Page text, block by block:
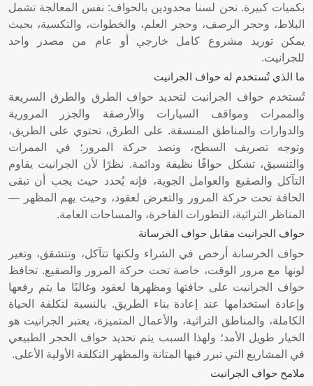
بكميات كبيرة. نحن لسنا محدودين بالحواف: نفس المعالجة تشمل
البلاط، وحجر الرصف، وحجر العلم، والخطوات، والتكسية، بحيث
يمكن توريد مشروع كامل خارجي أو عام من مصدر واحد
للجرانيت.
ما الذي تُستخدم له حواف الجرانيت
تُستخدم حواف الجرانيت لتحديد حواف الطرق والطرق السريعة
والممرات ومواقف السيارات والأرصفة والجزر المرورية
والدوارات والمناطق المنسقة. على الطرق، تحتوي على الطريق،
وتوجه تصريف السطح، وتصد حركة المرور؛ في الممرات
والتنسيق، تشكل حوافًا نظيفة ودائمة. نظرًا لأن الجرانيت يقاوم
التآكل والصقيع والعوامل الجوية، فإنه يُحدد حيث يجب أن تبقى
الحافة تحت حركة المرور والتعرض لعقود، وحيث يهم المظهر —
المناظر التراثية، التطورات الفاخرة، والمساحات العامة.
حواف الجرانيت مقابل حواف الخرسانة
حواف الخرسانة أرخص في الشراء ولكنها تتآكل، وتتشقق، وتغير
لونها مع مرور الوقت، خاصة تحت حركة المرور والصقيع. تحافظ
حواف الجرانيت على حافتها ومظهرها لعقود وغالبًا ما يتم رفعها
وإعادة استخدامها عند إعادة بناء الطريق. بالنسبة لتكلفة الحياة
الكاملة، والمناطق التراثية، والأعمال المتميزة، يعتبر الجرانيت هو
الخيار طويل الأمد؛ ولهذا السبب يتم تحديد حواف الحجر الطبيعي
في المشاريع التي تبرر فيها المتانة والمظهر التكلفة الأولية الأعلى.
ملامح حواف الجرانيت